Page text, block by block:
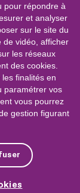
pour répondre à
et analyser
sur le site du
de vidéo, afficher
les réseaux
des cookies.
finalités en
paramétrer vos
vous pourrez
gestion figurant